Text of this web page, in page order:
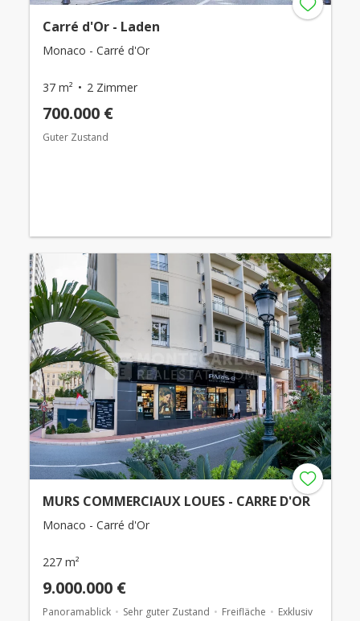
Carré d'Or - Laden
Monaco - Carré d'Or
37 m² 2 Zimmer
700.000 €
Guter Zustand
MURS COMMERCIAUX LOUES - CARRE D'OR
Monaco - Carré d'Or
227 m²
9.000.000 €
Panoramablick Sehr guter Zustand Freifläche Exklusiv